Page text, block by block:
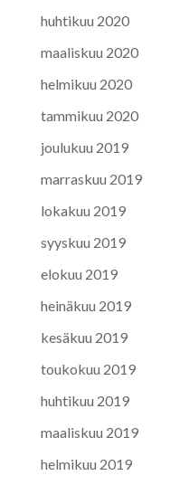
huhtikuu 2020
maaliskuu 2020
helmikuu 2020
tammikuu 2020
joulukuu 2019
marraskuu 2019
lokakuu 2019
syyskuu 2019
elokuu 2019
heinäkuu 2019
kesäkuu 2019
toukokuu 2019
huhtikuu 2019
maaliskuu 2019
helmikuu 2019